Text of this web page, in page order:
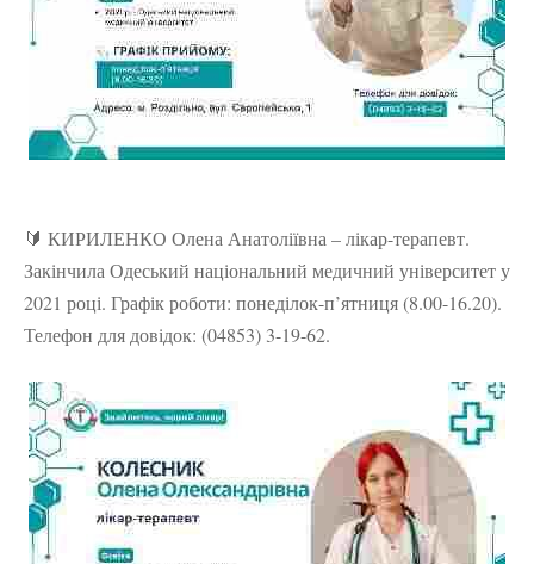
🔰 КИРИЛЕНКО Олена Анатоліївна – лікар-терапевт.
Закінчила Одеський національний медичний університет у
2021 році. Графік роботи: понеділок-п’ятниця (8.00-16.20).
Телефон для довідок: (04853) 3-19-62.